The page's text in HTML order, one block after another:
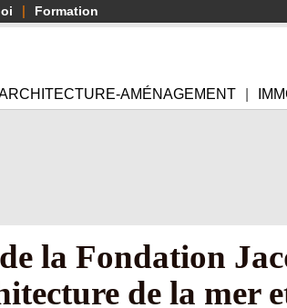
Formation
AMÉNAGEMENT
la Fondation
de la mer